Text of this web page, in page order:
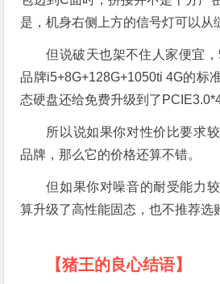
是，机身右侧上方的信号灯可以从
但说破天也架不住人家便宜
品牌i5+8G+128G+1050ti 4G的标
态硬盘还给免费升级到了PCIE3.0*4
所以说如果你对性价比要求
品牌，那么它的价格还算不错。
但如果你对噪音的耐受能力
算升级了高性能固态，也不推荐选
【猪王的良心结语】